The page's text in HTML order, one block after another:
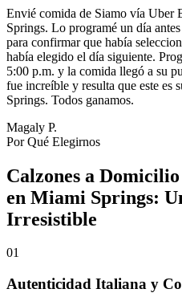
Envié comida de Siamo vía Uber
Springs. Lo programé un día
para confirmar que había
había elegido el día siguiente.
5:00 p.m. y la comida llegó a su
fue increíble y resulta que este es
Springs. Todos ganamos.
Magaly P.
Por Qué Elegirnos
Calzones a
en Miami Springs:
Irresistible
01
Autenticidad Italiana y